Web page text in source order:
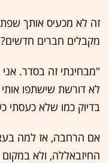
זה לא מכעיס אותך
מקבלים חברים חדשים?
"מבחינתי זה בסדר.
לא דורשת שישתפו אותי
בדיוק כמו שלא כעסתי
אם הרחבה, אז למה
החיזבאללה, ולא במקום